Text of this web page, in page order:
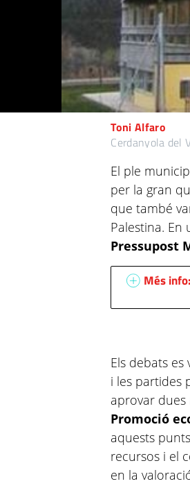
Toni Alfaro
Cerdanyola del
El ple
per la gran
que també
Palestina.
Pressupost
Més info:
Els debats
i les partides
aprovar
Promoció
aquests
recursos i el
en la